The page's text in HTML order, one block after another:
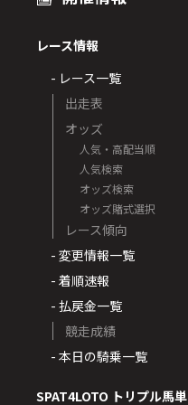
レース情報
- レース一覧
出走表
オッズ
人気・高配当順
人気検索
オッズ検索
オッズ賭式選択
レース傾向
- 変更情報一覧
- 着順速報
- 払戻金一覧
競走成績
- 本日の騎乗一覧
SPAT4LOTO トリプル馬単